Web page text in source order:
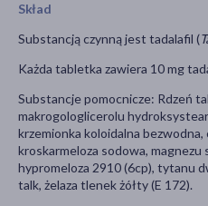
Skład
Substancją czynną jest tadalafil (
Każda tabletka zawiera 10 mg
Substancje pomocnicze: Rdzeń
makrogologlicerolu
krzemionka koloidalna
kroskarmeloza sodowa,
hypromeloza 2910 (6cp), tytanu
talk, żelaza tlenek żółty (E 172).